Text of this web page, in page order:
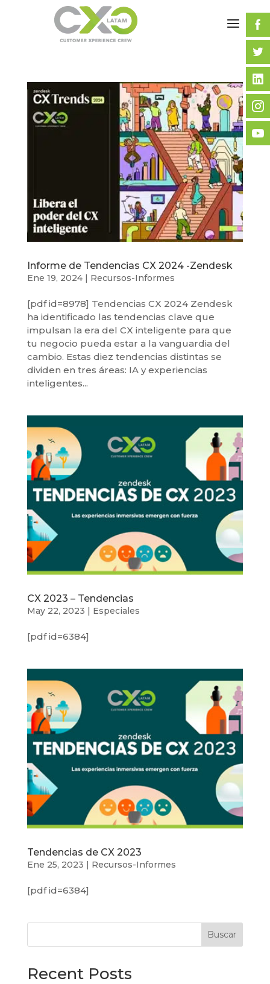
Informe de Tendencias CX 2024 -Zendesk
Ene 19, 2024| Recursos-Informes
[pdf id=8978] Tendencias CX 2024 Zendesk
ha identificado las tendencias clave que
impulsan la era del CX inteligente para que
tu negocio pueda estar a la vanguardia del
cambio. Estas diez tendencias distintas se
dividen en tres áreas: IA y experiencias
inteligentes...
CX 2023 – Tendencias
May 22, 2023 Especiales
[pdf id=6384]
Tendencias de CX 2023
Ene 25, 2023 | Recursos-Informes
[pdf id=6384]
Buscar
Recent Posts